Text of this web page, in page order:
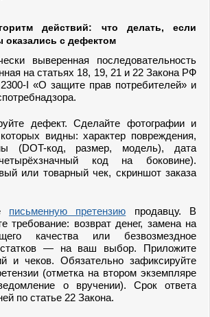
действий: что делать, если
оказались с дефектом
выверенная последовательность
на статьях 18, 19, 21 и 22 Закона РФ
I «О защите прав потребителей» и
дефект. Сделайте фотографии и
видны: характер повреждения,
(DOT-код, размер, модель), дата
код на боковине).
или товарный чек, скриншот заказа
письменную претензию продавцу. В
требование: возврат денег, замена на
качества или безвозмездное
— на ваш выбор. Приложите
и чеков. Обязательно зафиксируйте
(отметка на втором экземпляре
о вручении). Срок ответа
по статье 22 Закона.